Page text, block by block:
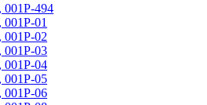
494
01
02
03
04
05
06